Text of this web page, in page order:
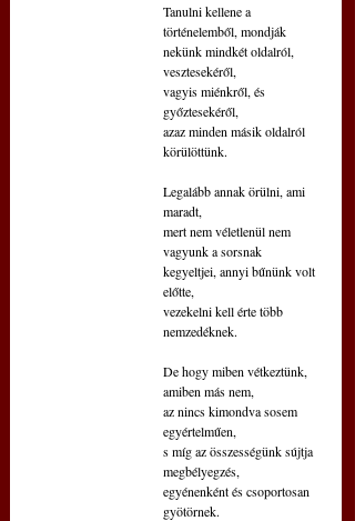
Tanulni kellene a
történelemből, mondják
nekünk mindkét oldalról,
vesztesekéről,
vagyis miénkről, és
győztesekéről,
azaz minden másik oldalról
körülöttünk.
Legalább annak örülni, ami
maradt,
mert nem véletlenül nem
vagyunk a sorsnak
kegyeltjei, annyi bűnünk volt
előtte,
vezekelni kell érte több
nemzedéknek.
De hogy miben vétkeztünk,
amiben más nem,
az nincs kimondva sosem
egyértelműen,
s míg az összességünk sújtja
megbélyegzés,
egyénenként és csoportosan
gyötörnek.